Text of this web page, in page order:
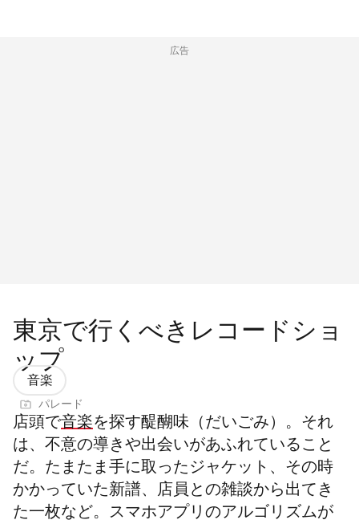
広告
東京で行くべきレコードショ
ップ
音楽
パレード
店頭で音楽を探す醍醐味（だいごみ）。それ
は、不意の導きや出会いがあふれていること
だ。たまたま手に取ったジャケット、その時
かかっていた新譜、店員との雑談から出てき
た一枚など。スマホアプリのアルゴリズムが